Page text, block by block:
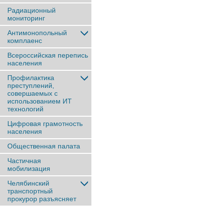
Радиационный
мониторинг
Антимонопольный
комплаенс
Всероссийская перепись
населения
Профилактика
преступлений,
совершаемых с
использованием ИТ
технологий
Цифровая грамотность
населения
Общественная палата
Частичная
мобилизация
Челябинский
транспортный
прокурор разъясняет